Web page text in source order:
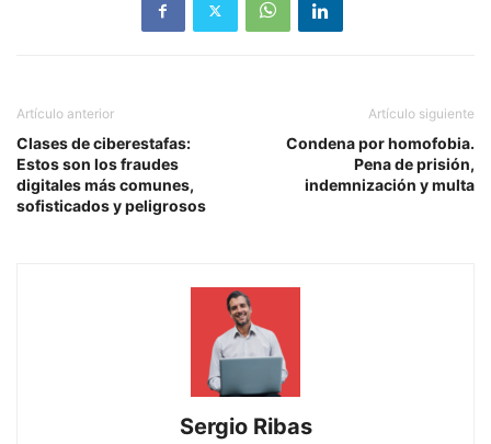
Artículo anterior
Clases de ciberestafas:
Estos son los fraudes
digitales más comunes,
sofisticados y peligrosos
Artículo siguiente
Condena por homofobia.
Pena de prisión,
indemnización y multa
Sergio Ribas